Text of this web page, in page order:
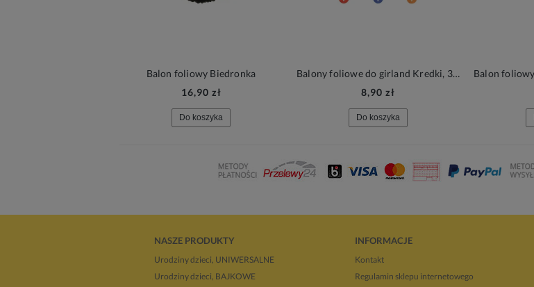
Balon foliowy Biedronka
16,90 zł
Do koszyka
Balony foliowe do girland Kredki, 3szt.
8,90 zł
Do koszyka
NASZE PRODUKTY
Urodziny dzieci, UNIWERSALNE
Urodziny dzieci, BAJKOWE
INFORMACJE
Kontakt
Regulamin sklepu internetowego